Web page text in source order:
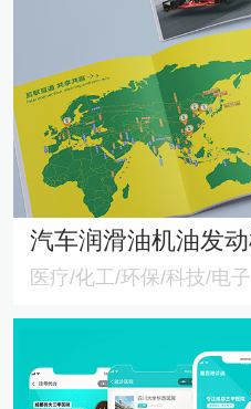
医疗/化工/环保/科技/电子